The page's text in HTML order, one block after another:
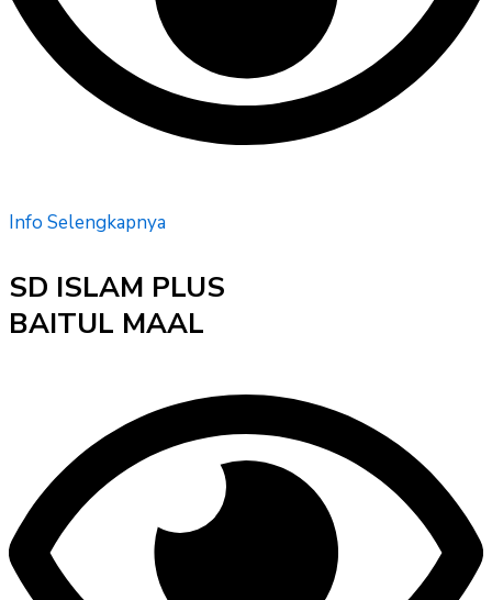
Info Selengkapnya
SD ISLAM PLUS
BAITUL MAAL